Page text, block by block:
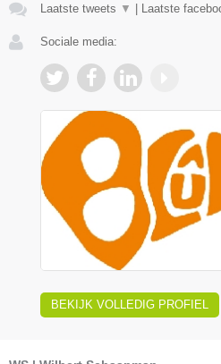
Laatste tweets ▼ | Laatste
Sociale media:
BEKIJK VOLLEDIG PROFIEL